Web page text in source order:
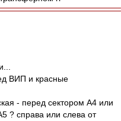
ВИП и красные
- перед сектором А4 или
? справа или слева от